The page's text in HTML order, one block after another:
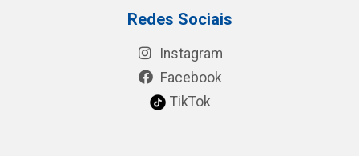
Redes Sociais
Instagram
Facebook
TikTok